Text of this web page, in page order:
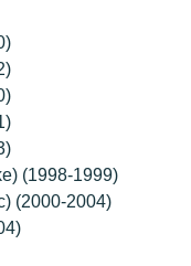
(1998-1999)
(2000-2004)